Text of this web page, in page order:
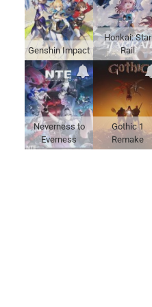
Genshin Impact
Honkai: Star
Rail
Neverness to
Everness
Gothic 1
Remake